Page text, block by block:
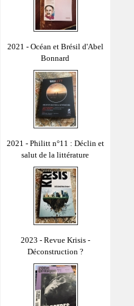
2021 - Océan et Brésil d'Abel
Bonnard
2021 - Philitt n°11 : Déclin et
salut de la littérature
2023 - Revue Krisis -
Déconstruction ?